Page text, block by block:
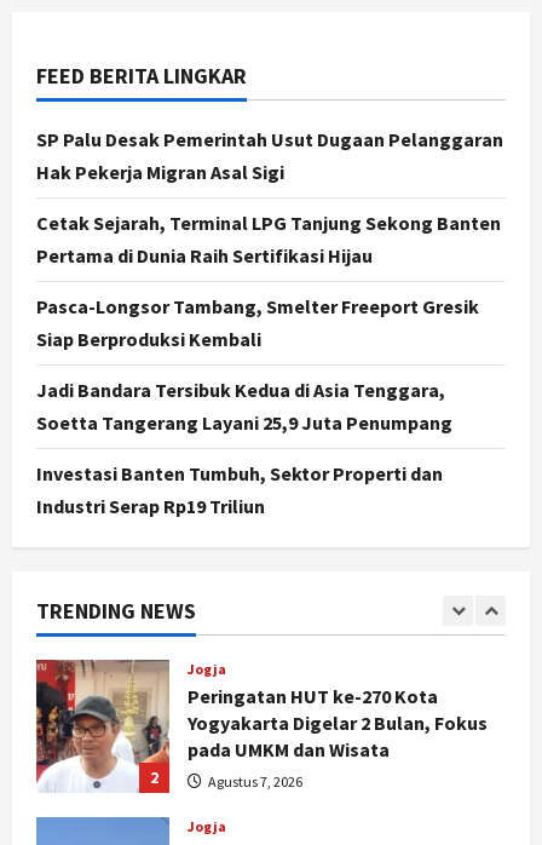
FEED BERITA LINGKAR
SP Palu Desak Pemerintah Usut Dugaan Pelanggaran
Hak Pekerja Migran Asal Sigi
Cetak Sejarah, Terminal LPG Tanjung Sekong Banten
Pertama di Dunia Raih Sertifikasi Hijau
Pasca-Longsor Tambang, Smelter Freeport Gresik
Siap Berproduksi Kembali
Jadi Bandara Tersibuk Kedua di Asia Tenggara,
Soetta Tangerang Layani 25,9 Juta Penumpang
Investasi Banten Tumbuh, Sektor Properti dan
Industri Serap Rp19 Triliun
TRENDING NEWS
4
Politik
Sorotan, Hasil Kajian Tim Provinsi
Segera Keluar
Agustus 7, 2026
Nasional
BRIN Kembangkan Sepatu Murah
Mulai Rp75 Ribu untuk Sekolah
Rakyat
1
Hari Jadi Pati ke-703 Jadi
Badrudin
Agustus 8, 2026
2
Yogyakarta Digelar 2 Bulan, Fokus
pada UMKM dan Wisata
Agustus 7, 2026
Jogja
Dorong Ekonomi Lokal,
Gunungkidul Gelar Open Sepatu
Agustus 7, 2026